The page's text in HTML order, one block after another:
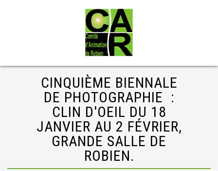
CINQUIÈME BIENNALE
DE PHOTOGRAPHIE :
CLIN D'OEIL DU 18
JANVIER AU 2 FÉVRIER,
GRANDE SALLE DE
ROBIEN.